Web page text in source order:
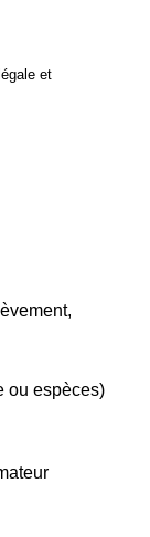
et
ou espèces)